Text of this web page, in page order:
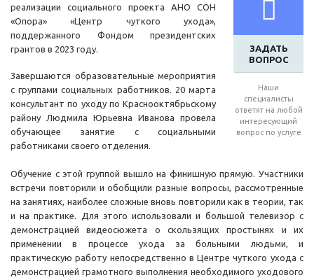
ЗАДАТЬ
ВОПРОС
Наши
специалисты
ответят на любой
интересующий
вопрос по услуге
реализации социального проекта АНО СОН
«Опора» «Центр чуткого ухода»,
поддержанного Фондом президентских
грантов в 2023 году.
Завершаются образовательные мероприятия
с группами социальных работников. 20 марта
консультант по уходу по Краснооктябрьскому
району Людмила Юрьевна Иванова провела
обучающее занятие с социальными
работниками своего отделения.
Обучение с этой группой вышло на финишную прямую. Участники
встречи повторили и обобщили разные вопросы, рассмотренные
на занятиях, наиболее сложные вновь повторили как в теории, так
и на практике. Для этого использовали и большой телевизор с
демонстрацией видеосюжета о скользящих простынях и их
применении в процессе ухода за больными людьми, и
практическую работу непосредственно в Центре чуткого ухода с
демонстрацией грамотного выполнения необходимого уходового